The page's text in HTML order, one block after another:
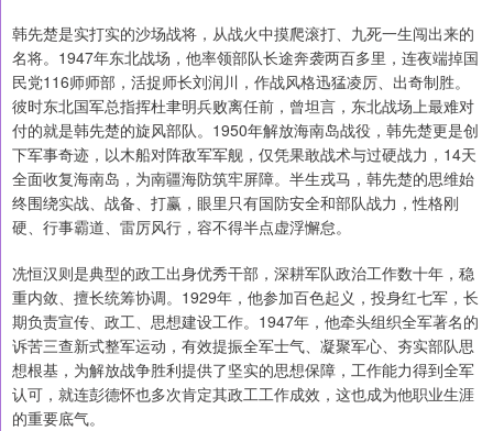
韩先楚是实打实的沙场战将，从战火中摸爬滚打、九死一生闯出来的
名将。1947年东北战场，他率领部队长途奔袭两百多里，连夜端掉国
民党116师师部，活捉师长刘润川，作战风格迅猛凌厉、出奇制胜。
彼时东北国军总指挥杜聿明兵败离任前，曾坦言，东北战场上最难对
付的就是韩先楚的旋风部队。1950年解放海南岛战役，韩先楚更是创
下军事奇迹，以木船对阵敌军军舰，仅凭果敢战术与过硬战力，14天
全面收复海南岛，为南疆海防筑牢屏障。半生戎马，韩先楚的思维始
终围绕实战、战备、打赢，眼里只有国防安全和部队战力，性格刚
硬、行事霸道、雷厉风行，容不得半点虚浮懈怠。
冼恒汉则是典型的政工出身优秀干部，深耕军队政治工作数十年，稳
重内敛、擅长统筹协调。1929年，他参加百色起义，投身红七军，长
期负责宣传、政工、思想建设工作。1947年，他牵头组织全军著名的
诉苦三查新式整军运动，有效提振全军士气、凝聚军心、夯实部队思
想根基，为解放战争胜利提供了坚实的思想保障，工作能力得到全军
认可，就连彭德怀也多次肯定其政工工作成效，这也成为他职业生涯
的重要底气。